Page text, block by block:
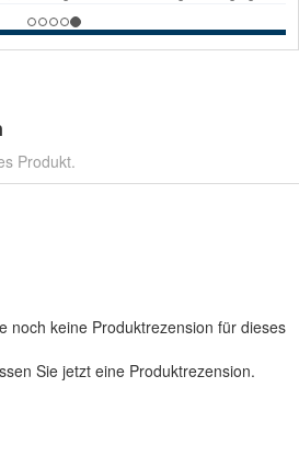
Produkt.
noch keine Produktrezension für dieses
Sie jetzt eine Produktrezension.